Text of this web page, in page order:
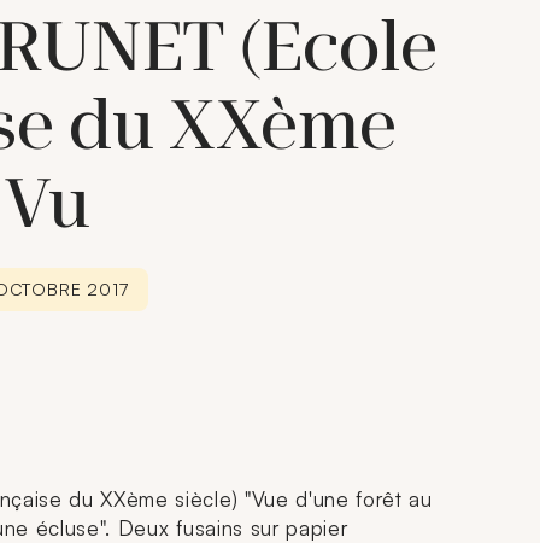
(Ecole
du XXème
2017
du XXème siècle) "Vue d'une forêt au
écluse". Deux fusains sur papier